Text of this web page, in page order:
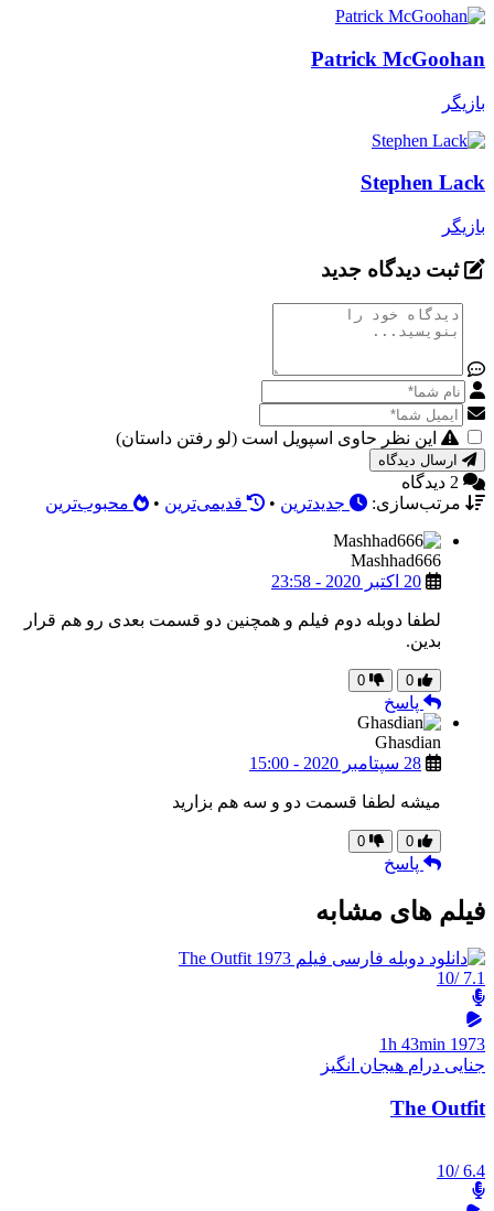
Patrick McGoohan
بازیگر
Stephen Lack
بازیگر
ثبت دیدگاه جدید
این نظر حاوی اسپویل است (لو رفتن داستان)
2 دیدگاه
مرتب‌سازی:
جدیدترین • قدیمی‌ترین • محبوب‌ترین
Mashhad666
20 اکتبر 2020 - 23:58
لطفا دوبله دوم فیلم و همچنین دو قسمت بعدی رو هم قرار
بدین.
0
0
پاسخ
Ghasdian
28 سپتامبر 2020 - 15:00
میشه لطفا قسمت دو و سه هم بزارید
0
0
پاسخ
فیلم های مشابه
7.1
/10
1973
1h 43min
جنایی درام هیجان انگیز
The Outfit
6.4
/10